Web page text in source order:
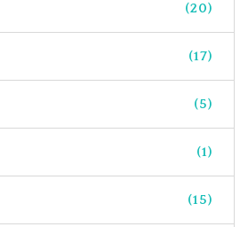
(20)
(17)
(5)
(1)
(15)